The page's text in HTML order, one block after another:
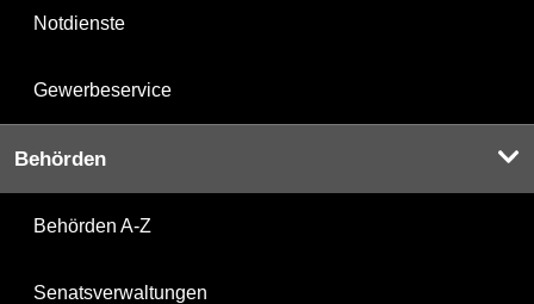
Notdienste
Gewerbeservice
Behörden
Behörden A-Z
Senatsverwaltungen